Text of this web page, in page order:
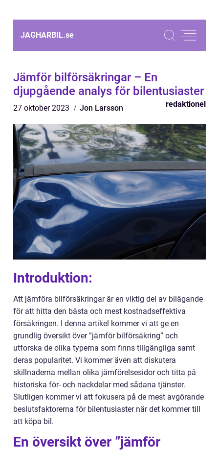
JAGHARBIL.se
Jämför bilförsäkringar – En
djupgående analys för bilentusiaster
27 oktober 2023 Jon Larsson redaktionel
Introduktion:
Att jämföra bilförsäkringar är en viktig del av bilägande
för att hitta den bästa och mest kostnadseffektiva
försäkringen. I denna artikel kommer vi att ge en
grundlig översikt över ”jämför bilförsäkring” och
utforska de olika typerna som finns tillgängliga samt
deras popularitet. Vi kommer även att diskutera
skillnaderna mellan olika jämförelsesidor och titta på
historiska för- och nackdelar med sådana tjänster.
Slutligen kommer vi att fokusera på de mest avgörande
beslutsfaktorerna för bilentusiaster när det kommer till
att köpa bil.
En översikt över ”jämför